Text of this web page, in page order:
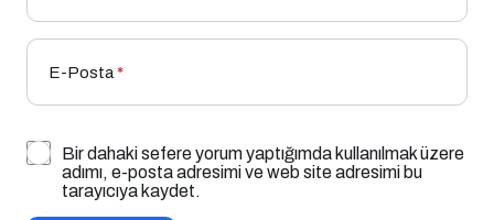
E-Posta*
Bir dahaki sefere yorum yaptığımda kullanılmak üzere
adımı, e-posta adresimi ve web site adresimi bu
tarayıcıya kaydet.